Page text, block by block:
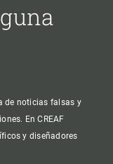
de noticias falsas y
En CREAF
y diseñadores